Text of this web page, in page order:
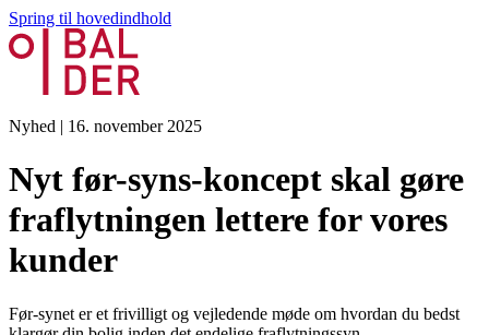
Spring til hovedindhold
Nyhed | 16. november 2025
Nyt før-syns-koncept skal gøre
fraflytningen lettere for vores
kunder
Før-synet er et frivilligt og vejledende møde om hvordan du bedst